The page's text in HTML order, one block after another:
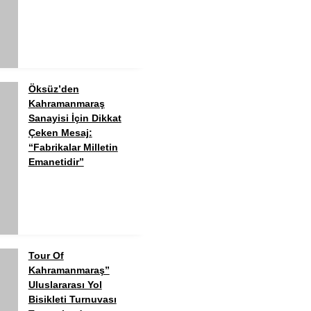
Öksüz’den
Kahramanmaraş
Sanayisi İçin Dikkat
Çeken Mesaj:
“Fabrikalar Milletin
Emanetidir”
Tour Of
Kahramanmaraş”
Uluslararası Yol
Bisikleti Turnuvası